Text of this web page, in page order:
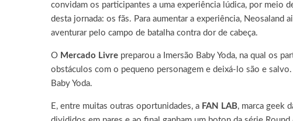
convidam os participantes a uma experiência lúdica, por meio
desta jornada: os fãs. Para aumentar a experiência,
aventurar pelo campo de batalha contra dor de cabeça.
O Mercado Livre preparou a Imersão Baby Yoda, na qual os
obstáculos com o pequeno personagem e deixá-lo são e
Baby Yoda.
E, entre muitas outras oportunidades, a FAN LAB, marca geek